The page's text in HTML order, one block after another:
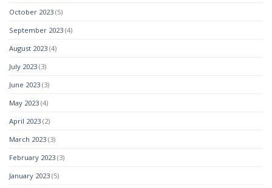
October 2023 (5)
September 2023 (4)
August 2023 (4)
July 2023 (3)
June 2023 (3)
May 2023 (4)
April 2023 (2)
March 2023 (3)
February 2023 (3)
January 2023 (5)